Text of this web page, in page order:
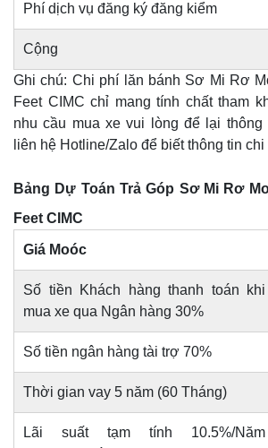
Phí dịch vụ đăng ký đăng kiểm
Cộng
Ghi chú: Chi phí lăn bánh Sơ Mi Rơ
Feet CIMC chỉ mang tính chất tham
nhu cầu mua xe vui lòng để lại thông
liên hệ Hotline/Zalo để biết thông tin chi
Bảng Dự Toán Trả Góp Sơ Mi Rơ
Feet CIMC
Giá Moóc
Số tiền Khách hàng thanh toán khi
mua xe qua Ngân hàng 30%
Số tiền ngân hàng tài trợ 70%
Thời gian vay 5 năm (60 Tháng)
Lãi suất tạm tính 10.5%/Năm